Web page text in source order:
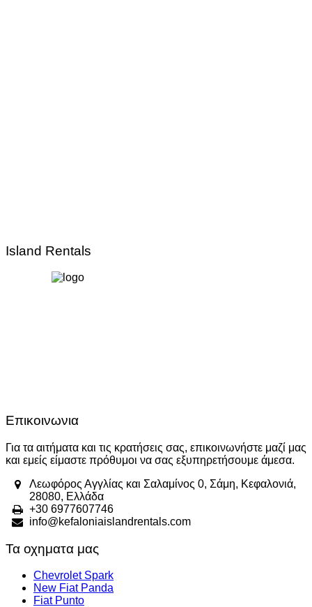
Island Rentals
Επικοινωνια
Για τα αιτήματα και τις κρατήσεις σας, επικοινωνήστε μαζί μας
και εμείς είμαστε πρόθυμοι να σας εξυπηρετήσουμε άμεσα.
Λεωφόρος Αγγλίας και Σαλαμίνος 0, Σάμη, Κεφαλονιά,
28080, Ελλάδα
+30 6977607746
info@kefaloniaislandrentals.com
Τα οχηματα μας
Chevrolet Spark
New Fiat Panda
Fiat Punto